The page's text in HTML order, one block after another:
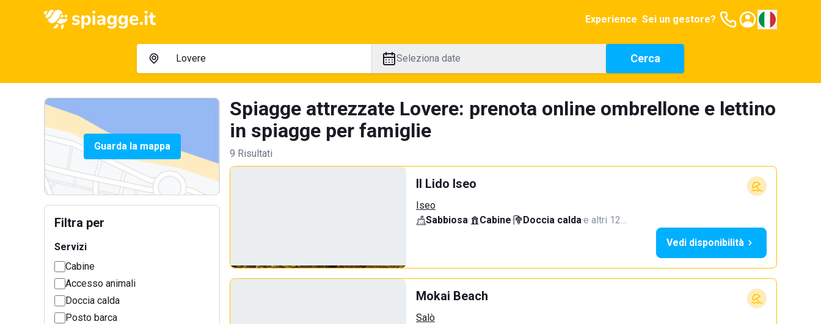
Experience Sei un gestore?
Seleziona date Cerca
Guarda la mappa
Filtra per
Servizi
Cabine
Accesso animali
Doccia calda
Posto barca
Spiagge attrezzate Lovere: prenota online ombrellone e lettino
in spiagge per famiglie
9 Risultati
Il Lido Iseo
Iseo
Sabbiosa· Cabine· Doccia calda·e altri 12…
Vedi disponibilità
Mokai Beach
Salò